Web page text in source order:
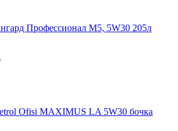
Профессионал M5, 5W30 205л